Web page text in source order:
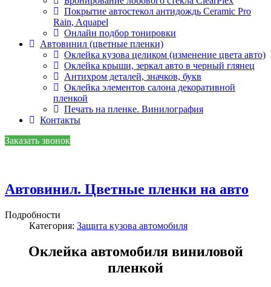
Покрытие автостекол антидождь Ceramic Pro
Rain, Aquapel
Онлайн подбор тонировки
Автовинил (цветные пленки)
Оклейка кузова целиком (изменение цвета авто)
Оклейка крыши, зеркал авто в черный глянец
Антихром деталей, значков, букв
Оклейка элементов салона декоративной
пленкой
Печать на пленке. Винилография
Контакты
Заказать звонок
Автовинил. Цветные пленки на авто
Подробности
Категория: Защита кузова автомобиля
Оклейка автомобиля виниловой
пленкой